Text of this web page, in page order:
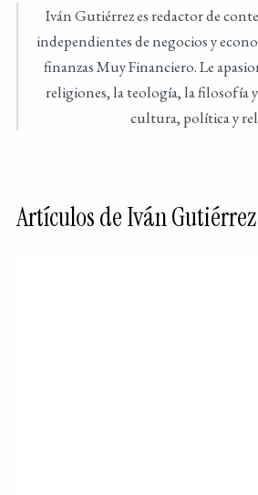
Iván Gutiérrez es redactor de
independientes de negocios y
finanzas Muy Financiero. Le
religiones, la teología, la filosofía
cultura, política y
Artículos de Iván Gutiérrez